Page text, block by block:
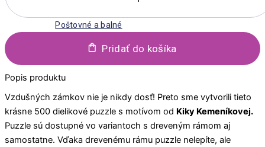
Poštovné a balné
Pridať do košíka
Popis produktu
Vzdušných zámkov nie je nikdy dosť! Preto sme vytvorili tieto
krásne 500 dielikové puzzle s motívom od Kiky Kemeníkovej.
Puzzle sú dostupné vo variantoch s dreveným rámom aj
samostatne. Vďaka drevenému rámu puzzle nelepíte, ale